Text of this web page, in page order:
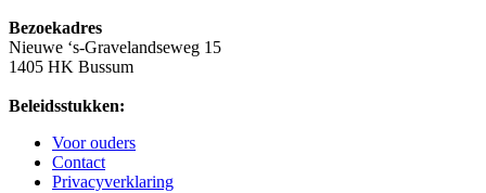
Bezoekadres
Nieuwe ‘s-Gravelandseweg 15
1405 HK Bussum
Beleidsstukken:
Voor ouders
Contact
Privacyverklaring